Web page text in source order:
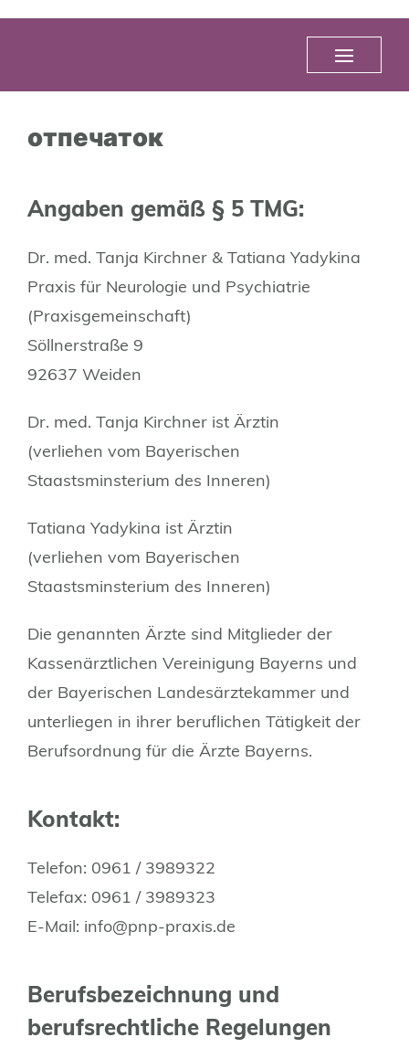
отпечаток
Angaben gemäß § 5 TMG:
Dr. med. Tanja Kirchner & Tatiana Yadykina
Praxis für Neurologie und Psychiatrie
(Praxisgemeinschaft)
Söllnerstraße 9
92637 Weiden
Dr. med. Tanja Kirchner ist Ärztin
(verliehen vom Bayerischen
Staastsminsterium des Inneren)
Tatiana Yadykina ist Ärztin
(verliehen vom Bayerischen
Staastsminsterium des Inneren)
Die genannten Ärzte sind Mitglieder der
Kassenärztlichen Vereinigung Bayerns und
der Bayerischen Landesärztekammer und
unterliegen in ihrer beruflichen Tätigkeit der
Berufsordnung für die Ärzte Bayerns.
Kontakt:
Telefon: 0961 / 3989322
Telefax: 0961 / 3989323
E-Mail: info@pnp-praxis.de
Berufsbezeichnung und
berufsrechtliche Regelungen